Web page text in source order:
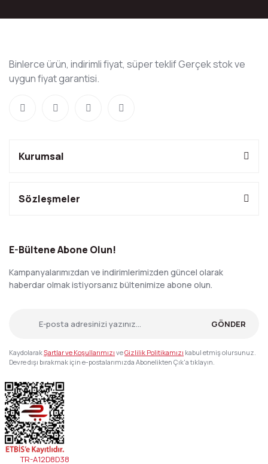
Binlerce ürün, indirimli fiyat, süper teklif Gerçek stok ve
uygun fiyat garantisi.
Kurumsal
Sözleşmeler
E-Bültene Abone Olun!
Kampanyalarımızdan ve indirimlerimizden güncel olarak
haberdar olmak istiyorsanız bültenimize abone olun.
GÖNDER
KaydolarakŞartlar ve Koşullarımızı veGizlilik Politikamızı kabul etmiş olursunuz.
Devre dışı bırakmak için e-postalarımızda Abonelikten Çık'a tıklayın.
TR-A12D8D38